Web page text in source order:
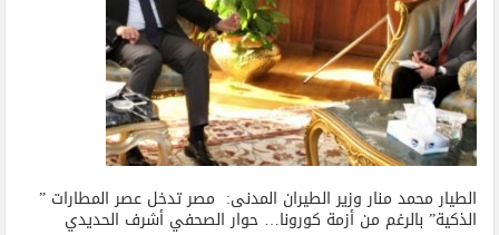
الطيار محمد منار وزير الطيران المدنى: مصر تدخل عصر المطارات ”
الذكية” بالرغم من أزمة كورونا… حوار الصحفي أشرف الحديدي